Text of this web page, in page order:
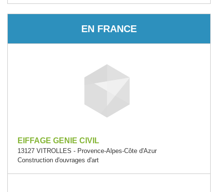
EN FRANCE
EIFFAGE GENIE CIVIL
13127 VITROLLES - Provence-Alpes-Côte d'Azur
Construction d'ouvrages d'art